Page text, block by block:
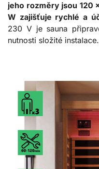
jeho rozměry jsou 120
W zajišťuje rychlé a
230 V je sauna
nutnosti složité instalace.